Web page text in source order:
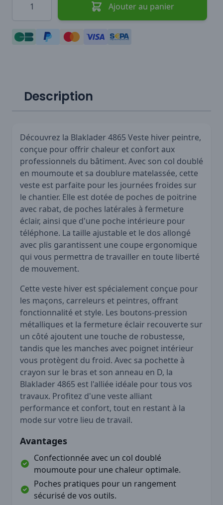
Ajouter au panier
Description
Découvrez la Blaklader 4865 Veste hiver peintre,
conçue pour offrir chaleur et confort aux
professionnels du bâtiment. Avec son col doublé
en moumoute et sa doublure matelassée, cette
veste est parfaite pour les journées froides sur
le chantier. Elle est dotée de poches de poitrine
avec rabat, de poches latérales à fermeture
éclair, ainsi que d'une poche intérieure pour
téléphone. La taille ajustable et le dos allongé
avec plis garantissent une coupe ergonomique
qui vous permettra de travailler en toute liberté
de mouvement.
Cette veste hiver est spécialement conçue pour
les maçons, carreleurs et peintres, offrant
fonctionnalité et style. Les boutons-pression
métalliques et la fermeture éclair recouverte sur
un côté ajoutent une touche de robustesse,
tandis que les manches avec poignet intérieur
vous protègent du froid. Avec sa pochette à
crayon sur le bras et son anneau en D, la
Blaklader 4865 est l'alliée idéale pour tous vos
travaux. Profitez d'une veste alliant
performance et confort, tout en restant à la
mode sur votre lieu de travail.
Avantages
Confectionnée avec un col doublé
moumoute pour une chaleur optimale.
Poches pratiques pour un rangement
sécurisé de vos outils.